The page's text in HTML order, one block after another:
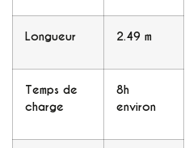
Longueur 2.49 m
Temps de
charge
8h
environ